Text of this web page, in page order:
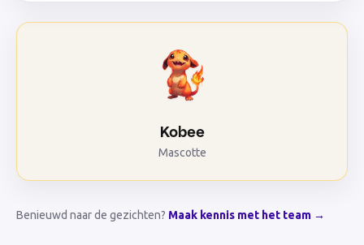
Kobee
Mascotte
Benieuwd naar de gezichten? Maak kennis met het team →